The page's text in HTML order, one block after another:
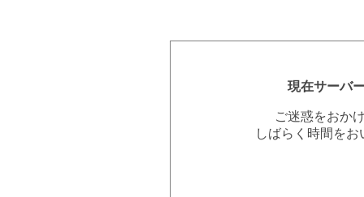
現在サーバ
ご迷惑をおか
しばらく時間を